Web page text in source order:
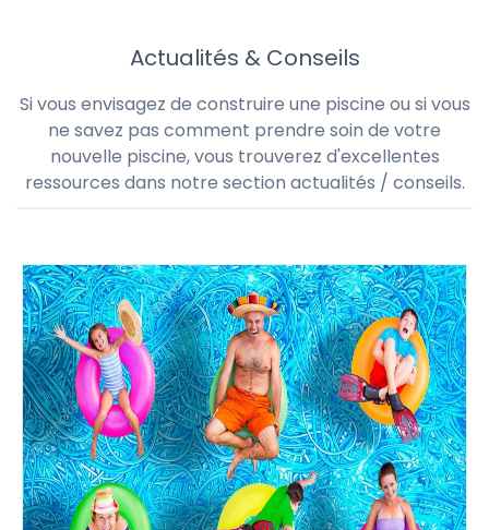
Actualités & Conseils
Si vous envisagez de construire une piscine ou si vous
ne savez pas comment prendre soin de votre
nouvelle piscine, vous trouverez d'excellentes
ressources dans notre section actualités / conseils.